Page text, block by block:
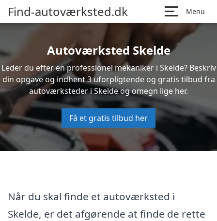
Find-autoværksted.dk Menu
Autoværksted Skelde
Leder du efter en professionel mekaniker i Skelde? Beskriv
din opgave og indhent 3 uforpligtende og gratis tilbud fra
autoværksteder i Skelde og omegn lige her.
Få et gratis tilbud her
Når du skal finde et autoværksted i
Skelde, er det afgørende at finde de rette